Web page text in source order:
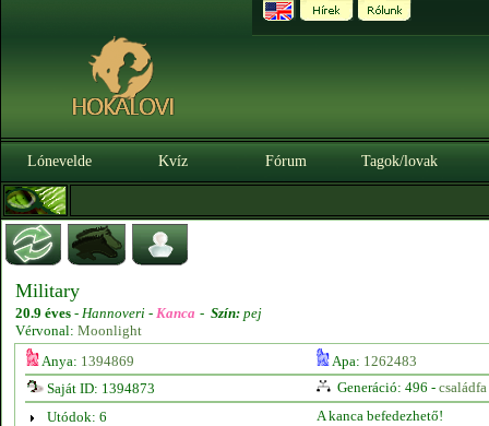
Lónevelde Kvíz Fórum Tagok/lovak
Military
20.9 éves - Hannoveri - Kanca - Szín: pej
Vérvonal: Moonlight
Anya: 1394869 Apa: 1262483
Saját ID: 1394873
Generáció: 496 - családfa
Utódok: 6
A kanca befedezhető!